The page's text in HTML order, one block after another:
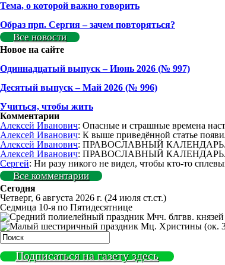
Тема, о которой важно говорить
Образ прп. Сергия – зачем повторяться?
Все новости
Новое на сайте
Одиннадцатый выпуск – Июнь 2026 (№ 997)
Деcятый выпуск – Май 2026 (№ 996)
Учиться, чтобы жить
Комментарии
Алексей Иванович: Опасные и страшные времена
Алексей Иванович: К выше приведённой статье
Алексей Иванович: ПРАВОСЛАВНЫЙ КАЛЕНДАРЬ. 1
Алексей Иванович: ПРАВОСЛАВНЫЙ КАЛЕНДАРЬ. 2
Сергей: Ни разу никого не видел, чтобы кто-то
Все комментарии
Сегодня
Четверг, 6 августа 2026 г. (24 июля ст.ст.)
Седмица 10-я по Пятидесятнице
Мчч. блгвв.
Мц. Христины (ок.
Подписаться на газету здесь